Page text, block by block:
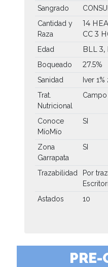
Sangrado
Cantidad y
Raza
14
CC 3
Edad BLL 3,
Boqueado 27.5%
Sanidad
Iver
Trat.
Nutricional
Campo
Conoce
MíoMío
SI
Zona
Garrapata
SI
Trazabilidad
Por
Astados
10
PRE-